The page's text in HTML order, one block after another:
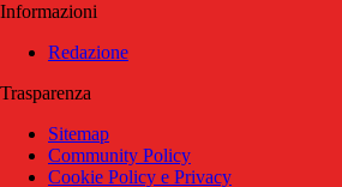
Informazioni
Redazione
Trasparenza
Sitemap
Community Policy
Cookie Policy e Privacy